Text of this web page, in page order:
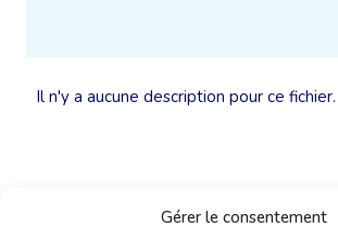
Gérer le consentement
Il n'y a aucune description pour ce fichier.